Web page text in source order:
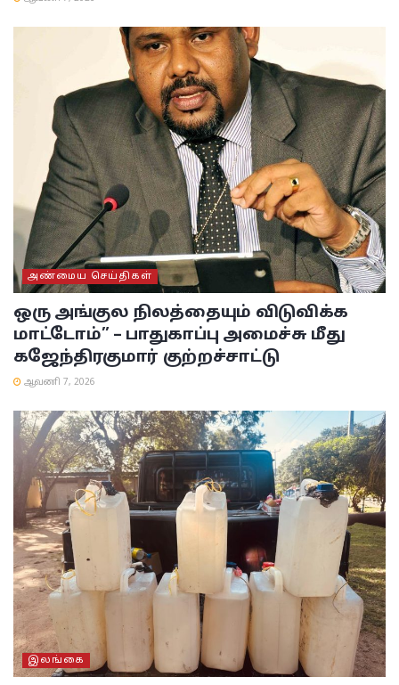
அண்மைய செய்திகள்
ஒரு அங்குல நிலத்தையும் விடுவிக்க
மாட்டோம்” – பாதுகாப்பு அமைச்சு மீது
கஜேந்திரகுமார் குற்றச்சாட்டு
ஆவணி 7, 2026
இலங்கை